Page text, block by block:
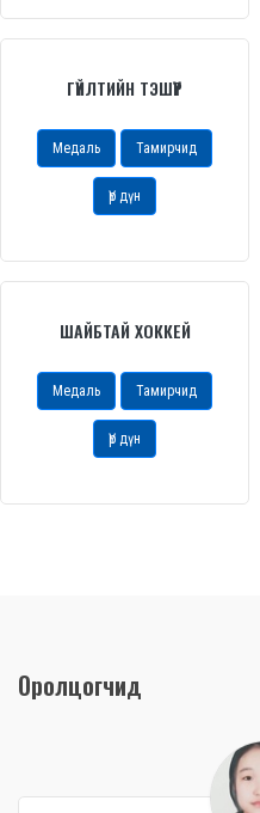
ГҮЙЛТИЙН ТЭШҮҮР
Медаль Тамирчид
Үр дүн
ШАЙБТАЙ ХОККЕЙ
Медаль Тамирчид
Үр дүн
Оролцогчид